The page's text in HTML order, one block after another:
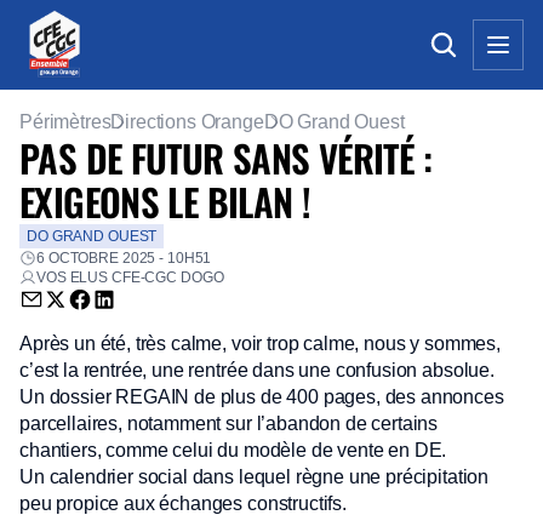
PérimètresDirections Orange DO Grand Ouest
PAS DE FUTUR SANS VÉRITÉ :
EXIGEONS LE BILAN !
DO GRAND OUEST
6 OCTOBRE 2025 - 10H51
VOS ELUS CFE-CGC DOGO
Envoyer par email (nouvelle fenêtre)
Partager sur Twitter (nouvelle fenêtre)
Partager sur Facebook (nouvelle fenêtre)
Partager sur LinkedIn (nouvelle fenêtre)
Après un été, très calme, voir trop calme, nous y sommes,
c’est la rentrée, une rentrée dans une confusion absolue.
Un dossier REGAIN de plus de 400 pages, des annonces
parcellaires, notamment sur l’abandon de certains
chantiers, comme celui du modèle de vente en DE.
Un calendrier social dans lequel règne une précipitation
peu propice aux échanges constructifs.